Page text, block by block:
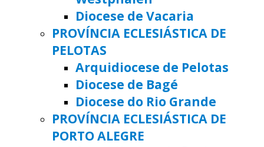
Diocese de Vacaria
PROVÍNCIA ECLESIÁSTICA DE
PELOTAS
Arquidiocese de Pelotas
Diocese de Bagé
Diocese do Rio Grande
PROVÍNCIA ECLESIÁSTICA DE
PORTO ALEGRE